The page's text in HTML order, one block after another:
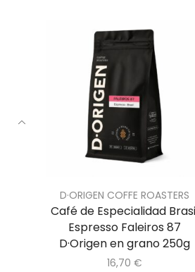
D·ORIGEN COFFE ROASTERS
Café de Especialidad
Espresso Faleiros 87
D·Origen en grano 250g
16,70 €